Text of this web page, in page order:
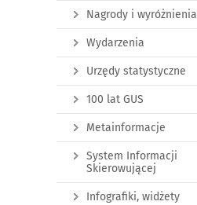
Nagrody i wyróżnienia
Wydarzenia
Urzędy statystyczne
100 lat GUS
Metainformacje
System Informacji
Skierowującej
Infografiki, widżety